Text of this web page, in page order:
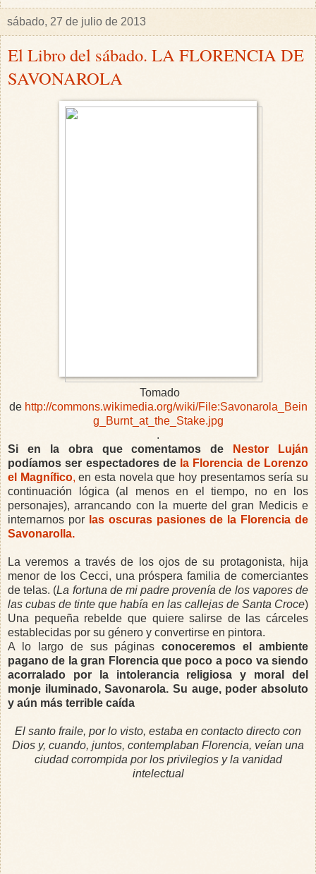
sábado, 27 de julio de 2013
El Libro del sábado. LA FLORENCIA DE
SAVONAROLA
Tomado
de http://commons.wikimedia.org/wiki/File:Savonarola_Bein
g_Burnt_at_the_Stake.jpg
.
Si en la obra que comentamos de
Nestor Luján
podíamos ser espectadores de la Florencia de Lorenzo
el Magnífico, en esta novela que hoy presentamos sería su
continuación lógica (al menos en el tiempo, no en los
personajes), arrancando con la muerte del gran Medicis e
internarnos por las oscuras pasiones de la Florencia de
Savonarolla.
La veremos a través de los ojos de su protagonista, hija
menor de los Cecci, una próspera familia de comerciantes
de telas. (La fortuna de mi padre provenía de los vapores de
las cubas de tinte que había en las callejas de Santa Croce)
Una pequeña rebelde que quiere salirse de las cárceles
establecidas por su género y convertirse en pintora.
A lo largo de sus páginasconoceremos el ambiente
pagano de la gran Florencia que poco a poco va siendo
acorralado por la intolerancia religiosa y moral del
monje iluminado, Savonarola. Su auge, poder absoluto
y aún más terrible caída
El santo fraile, por lo visto, estaba en contacto directo con
Dios y, cuando, juntos, contemplaban Florencia, veían una
ciudad corrompida por los privilegios y la vanidad
intelectual